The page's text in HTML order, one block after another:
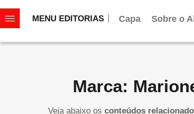
MENU EDITORIAS Capa Sobre o
Marca:
Veja abaixo os conteúdos